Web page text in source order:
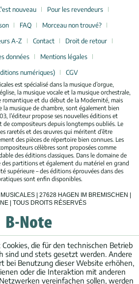
nouveau
Pour les revendeurs
FAQ
Morceau non trouvé?
A-Z Contact
Droit de retour
données
Mentions légales
numériques)
CGV
est spécialisé dans la musique d’orgue,
la musique vocale et la musique orchestrale,
romantique et du début de la Modernité, mais
la musique de chambre, sont également bien
l’éditeur propose ses nouvelles éditions et
de compositeurs depuis longtemps oubliés. Le
raretés et des œuvres qui méritent d’être
des pièces de répertoire bien connues. Les
célèbres sont proposées comme
des éditions classiques. Dans le domaine de
des partitions et également du matériel en grand
supérieure – des éditions éprouvées dans des
sont enfin disponibles.
| 27628 HAGEN IM BREMISCHEN |
| TOUS DROITS RÉSERVÉS
die für den technischen Betrieb
sind und stets gesetzt werden. Andere
bei Benutzung dieser Website erhöhen,
oder die Interaktion mit anderen
vereinfachen sollen, werden